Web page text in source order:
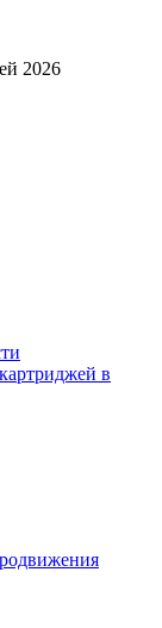
2026
в